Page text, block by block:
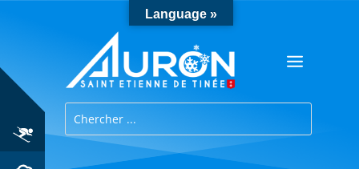
Language »